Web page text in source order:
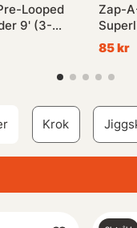
Looped
9' (3-
Zap-
85 kr
Krok